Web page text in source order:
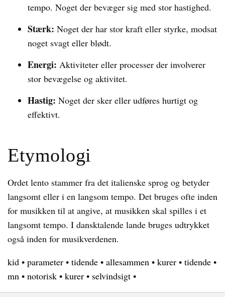
tempo. Noget der bevæger sig med stor hastighed.
Stærk: Noget der har stor kraft eller styrke, modsat
noget svagt eller blødt.
Energi: Aktiviteter eller processer der involverer
stor bevægelse og aktivitet.
Hastig: Noget der sker eller udføres hurtigt og
effektivt.
Etymologi
Ordet lento stammer fra det italienske sprog og betyder
langsomt eller i en langsom tempo. Det bruges ofte inden
for musikken til at angive, at musikken skal spilles i et
langsomt tempo. I dansktalende lande bruges udtrykket
også inden for musikverdenen.
kid • parameter • tidende • allesammen • kurer • tidende •
mn • notorisk • kurer • selvindsigt •